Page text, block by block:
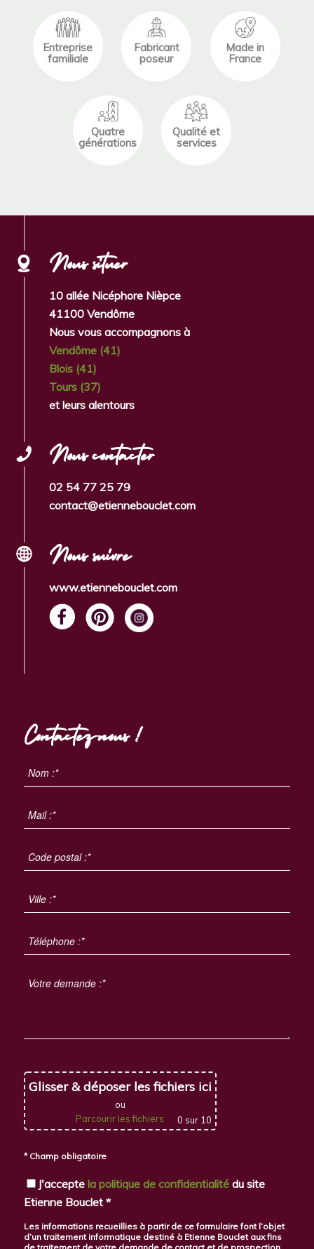
Entreprise
familiale
Fabricant
poseur
Made in
France
Quatre
générations
Qualité et
services
Nous situer
10 allée Nicéphore Nièpce
41100 Vendôme
Nous vous accompagnons à
Vendôme (41)
Blois (41)
Tours (37)
et leurs alentours
Nous contacter
02 54 77 25 79
contact@etiennebouclet.com
Nous suivre
www.etiennebouclet.com
Contactez-nous !
Glisser & déposer les fichiers ici
ou
Parcourir les fichiers
0 sur 10
* Champ obligatoire
J'accepte la politique de confidentialitédu site
Etienne Bouclet *
Les informations recueillies à partir de ce formulaire font l’objet
d’un traitement informatique destiné à Etienne Bouclet aux fins